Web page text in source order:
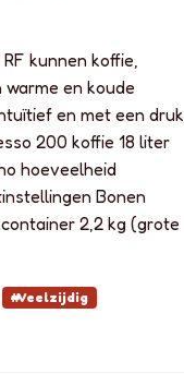
kunnen koffie,
en koude
en met een druk
200 koffie 18 liter
hoeveelheid
Bonen
2,2 kg (grote
#Veelzijdig